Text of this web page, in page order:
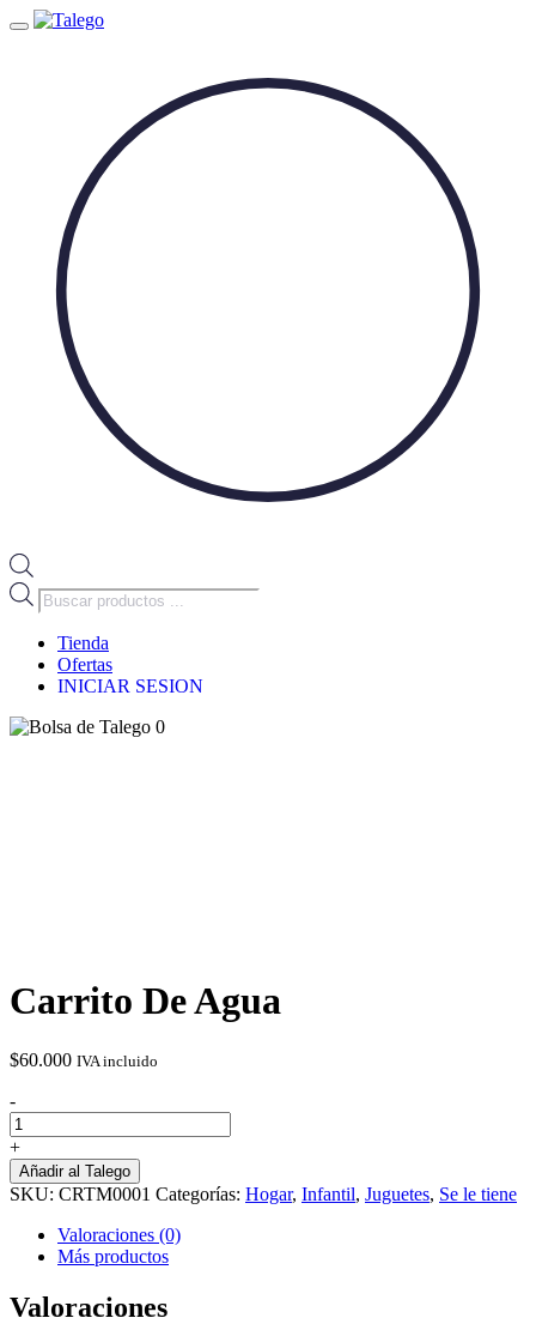
Búsqueda
de
productos
Tienda
Ofertas
INICIAR SESION
0
Carrito De Agua
$60.000 IVA incluido
-
Carrito
De
Agua
cantidad
+
Añadir al Talego
SKU: CRTM0001 Categorías: Hogar, Infantil, Juguetes, Se le tiene
Valoraciones (0)
Más productos
Valoraciones